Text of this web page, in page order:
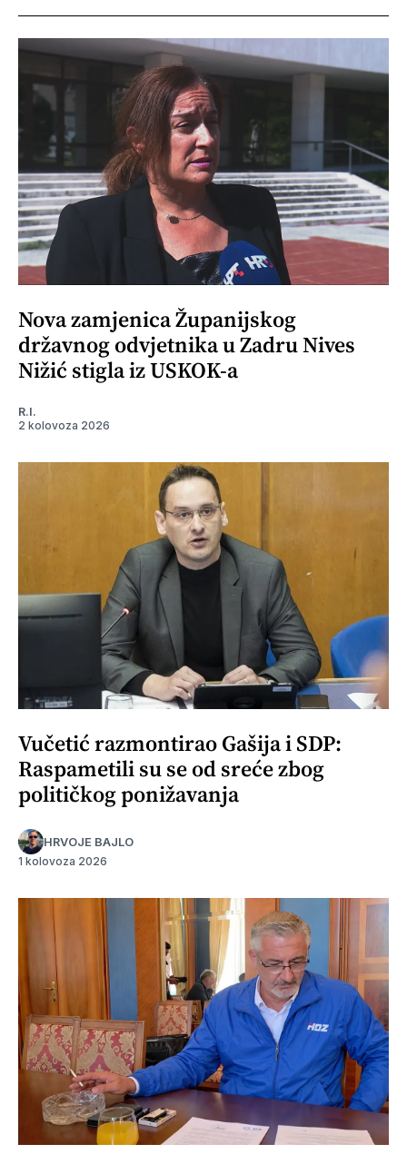
Nova zamjenica Županijskog
državnog odvjetnika u Zadru Nives
Nižić stigla iz USKOK-a
R.I.
2 kolovoza 2026
Vučetić razmontirao Gašija i SDP:
Raspametili su se od sreće zbog
političkog ponižavanja
HRVOJE BAJLO
1 kolovoza 2026